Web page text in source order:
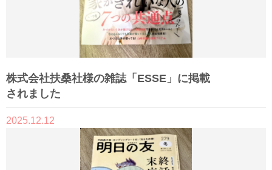
株式会社扶桑社様の雑誌「ESSE」に掲載
されました
2025.12.12